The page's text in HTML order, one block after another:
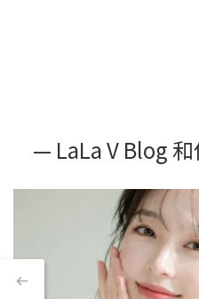
— LaLa V Blog